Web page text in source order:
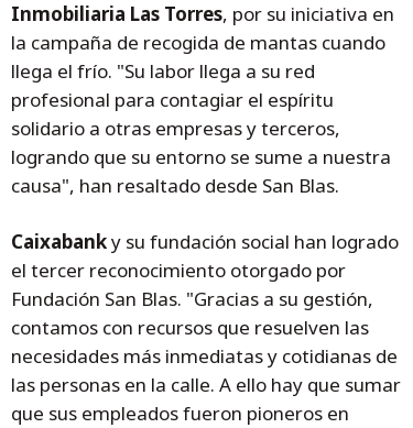
Inmobiliaria Las Torres, por su iniciativa en
la campaña de recogida de mantas cuando
llega el frío. "Su labor llega a su red
profesional para contagiar el espíritu
solidario a otras empresas y terceros,
logrando que su entorno se sume a nuestra
causa", han resaltado desde San Blas.
Caixabanky su fundación social han logrado
el tercer reconocimiento otorgado por
Fundación San Blas. "Gracias a su gestión,
contamos con recursos que resuelven las
necesidades más inmediatas y cotidianas de
las personas en la calle. A ello hay que sumar
que sus empleados fueron pioneros en